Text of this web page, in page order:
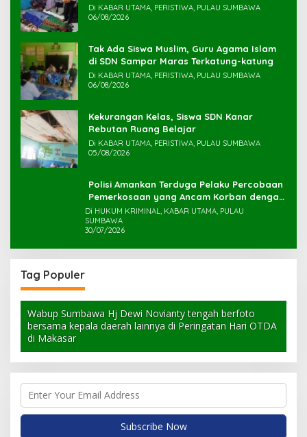
Di KABAR UTAMA, PERISTIWA, PULAU SUMBAWA
06/08/2026
Tak Ada Siswa Muslim, Guru Agama Islam
di SDN Sampar Maras Terkatung-katung ‎
Di KABAR UTAMA, PERISTIWA, PULAU SUMBAWA
06/08/2026
Kekurangan Kelas, Siswa SDN Kanar
Rebutan Ruang Belajar
Di KABAR UTAMA, PERISTIWA, PULAU SUMBAWA
05/08/2026
Polisi Amankan Terduga Pelaku Percobaan
Pemerkosaan yang Ancam Korban dengan
Parang
Di HUKUM KRIMINAL, KABAR UTAMA, PULAU
SUMBAWA
30/07/2026
Tag Populer
Wabup Sumbawa Hj Dewi Novianty tengah berfoto
bersama kepala daerah lainnya di Peringatan Hari OTDA
di Makasar